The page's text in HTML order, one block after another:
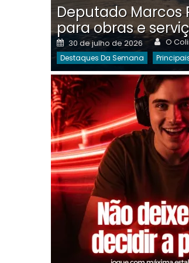
Deputado Marcos
para obras e
Posted
on
30 de julho de 2026 O
Destaques Da Semana